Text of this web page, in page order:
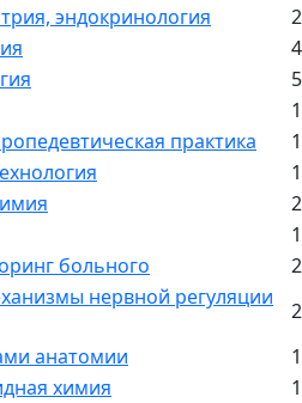
эндокринология
2
4
5
практика
1
1
2
больного
нервной регуляции
анатомии
1
химия
1